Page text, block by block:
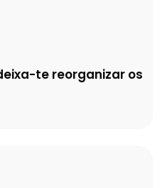
te reorganizar os